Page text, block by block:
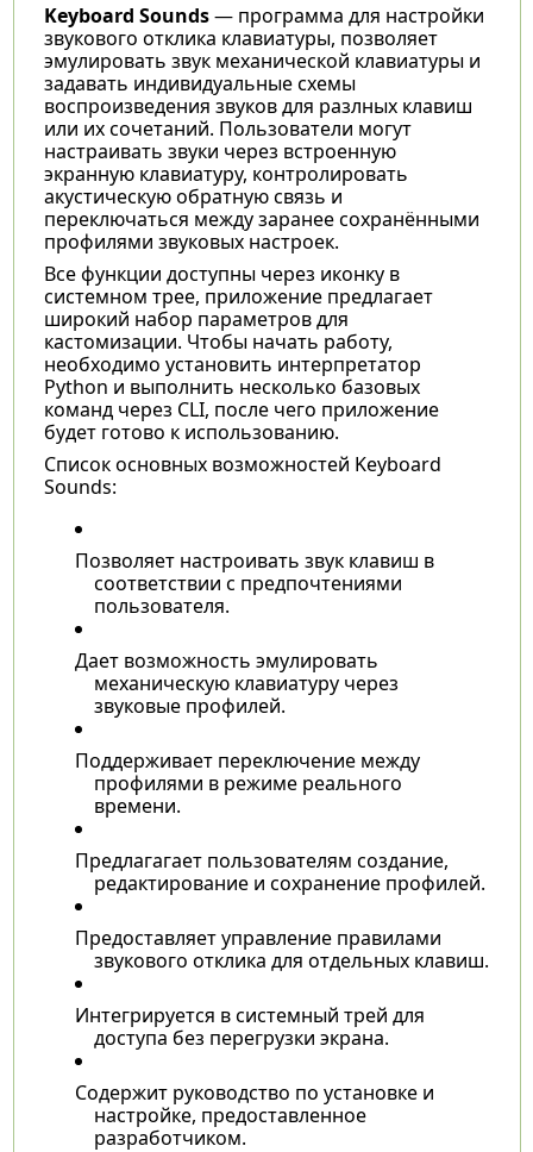
Keyboard Sounds— программа для настройки
звукового отклика клавиатуры, позволяет
эмулировать звук механической клавиатуры и
задавать индивидуальные схемы
воспроизведения звуков для разлных клавиш
или их сочетаний. Пользователи могут
настраивать звуки через встроенную
экранную клавиатуру, контролировать
акустическую обратную связь и
переключаться между заранее сохранёнными
профилями звуковых настроек.
Все функции доступны через иконку в
системном трее, приложение предлагает
широкий набор параметров для
кастомизации. Чтобы начать работу,
необходимо установить интерпретатор
Python и выполнить несколько базовых
команд через CLI, после чего приложение
будет готово к использованию.
Список основных возможностей Keyboard
Sounds:
Позволяет настроивать звук клавиш в
соответствии с предпочтениями
пользователя.
Дает возможность эмулировать
механическую клавиатуру через
звуковые профилей.
Поддерживает переключение между
профилями в режиме реального
времени.
Предлагагает пользователям создание,
редактирование и сохранение профилей.
Предоставляет управление правилами
звукового отклика для отдельных клавиш.
Интегрируется в системный трей для
доступа без перегрузки экрана.
Содержит руководство по установке и
настройке, предоставленное
разработчиком.